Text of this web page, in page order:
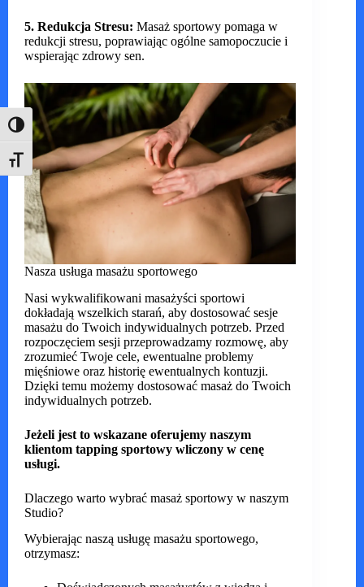
Toggle High Contrast
Toggle Font size
5. Redukcja Stresu: Masaż sportowy pomaga w
redukcji stresu, poprawiając ogólne samopoczucie i
wspierając zdrowy sen.
Nasza usługa masażu sportowego
Nasi wykwalifikowani masażyści sportowi
dokładają wszelkich starań, aby dostosować sesje
masażu do Twoich indywidualnych potrzeb. Przed
rozpoczęciem sesji przeprowadzamy rozmowę, aby
zrozumieć Twoje cele, ewentualne problemy
mięśniowe oraz historię ewentualnych kontuzji.
Dzięki temu możemy dostosować masaż do Twoich
indywidualnych potrzeb.
Jeżeli jest to wskazane oferujemy naszym
klientom tapping sportowy wliczony w cenę
usługi.
Dlaczego warto wybrać masaż sportowy w naszym
Studio?
Wybierając naszą usługę masażu sportowego,
otrzymasz: